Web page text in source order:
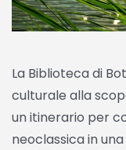
La Biblioteca di
culturale alla
un itinerario per
neoclassica in